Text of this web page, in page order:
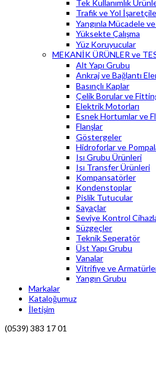
Tek Kullanımlık
Trafik ve Yol
Yangınla Mücadele
Yüksekte Çalışma
Yüz Koruyucular
MEKANİK ÜRÜNLER ve
Alt Yapı Grubu
Ankraj ve Bağlantı
Basınçlı Kaplar
Çelik Borular ve
Elektrik Motorları
Esnek Hortumlar ve
Flanşlar
Göstergeler
Hidroforlar ve
Isı Grubu Ürünleri
Isı Transfer Ürünleri
Kompansatörler
Kondenstoplar
Pislik Tutucular
Sayaçlar
Seviye Kontrol
Süzgeçler
Teknik Seperatör
Üst Yapı Grubu
Vanalar
Vitrifiye ve
Yangın Grubu
Markalar
Kataloğumuz
İletişim
(0539) 383 17 01